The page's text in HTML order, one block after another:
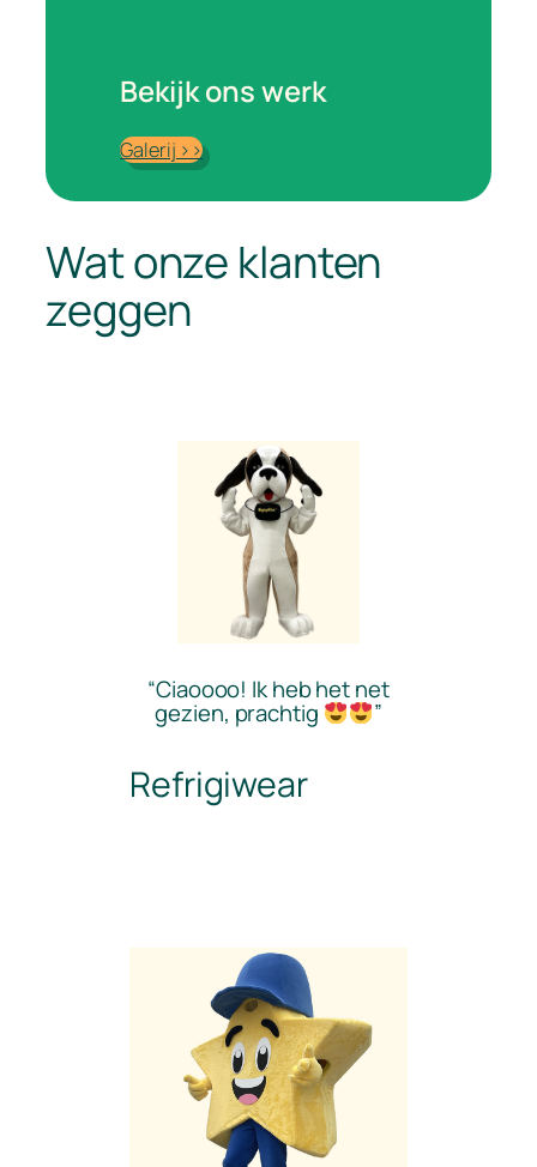
Bekijk ons werk
Galerij >>
Wat onze klanten
zeggen
“Ciaoooo! Ik heb het net
gezien, prachtig ”
Refrigiwear